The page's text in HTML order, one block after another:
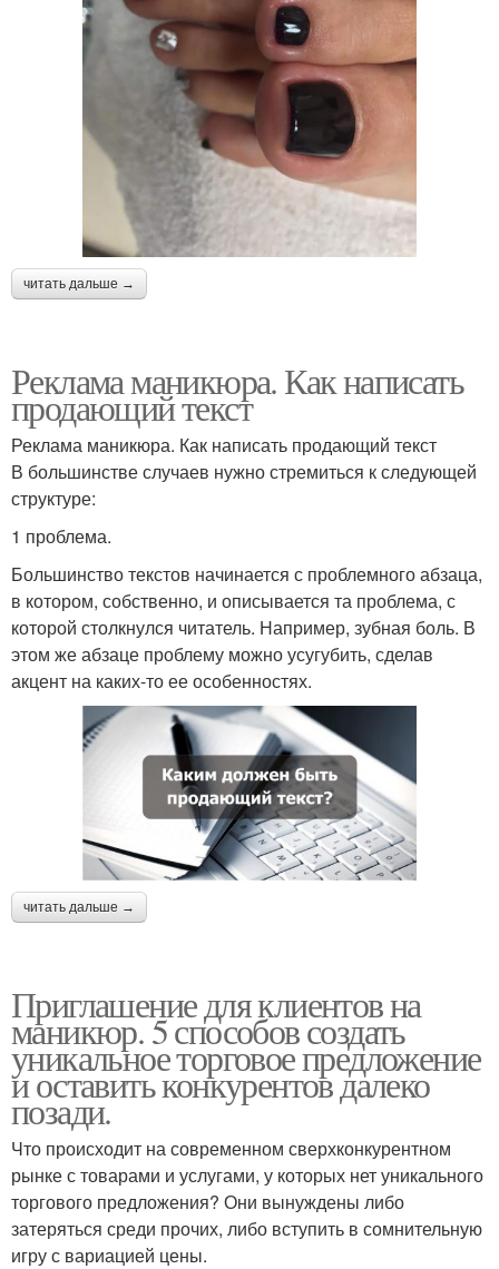
читать дальше →
Реклама маникюра. Как написать
продающий текст
Реклама маникюра. Как написать продающий текст
В большинстве случаев нужно стремиться к следующей
структуре:
1 проблема.
Большинство текстов начинается с проблемного абзаца,
в котором, собственно, и описывается та проблема, с
которой столкнулся читатель. Например, зубная боль. В
этом же абзаце проблему можно усугубить, сделав
акцент на каких-то ее особенностях.
читать дальше →
Приглашение для клиентов на
маникюр. 5 способов создать
уникальное торговое предложение
и оставить конкурентов далеко
позади.
Что происходит на современном сверхконкурентном
рынке с товарами и услугами, у которых нет уникального
торгового предложения? Они вынуждены либо
затеряться среди прочих, либо вступить в сомнительную
игру с вариацией цены.